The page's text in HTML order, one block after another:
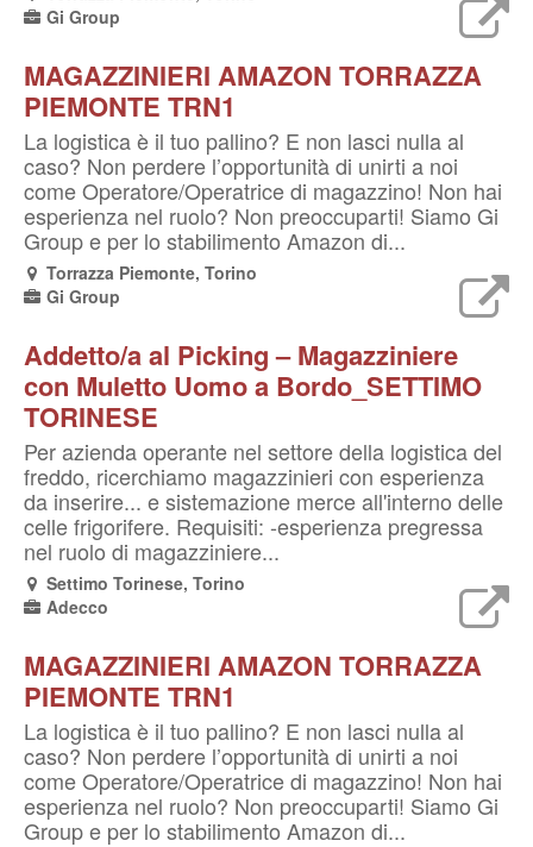
Gi Group
MAGAZZINIERI AMAZON TORRAZZA
PIEMONTE TRN1
La logistica è il tuo pallino? E non lasci nulla al
caso? Non perdere l’opportunità di unirti a noi
come Operatore/Operatrice di magazzino! Non hai
esperienza nel ruolo? Non preoccuparti! Siamo Gi
Group e per lo stabilimento Amazon di...
Torrazza Piemonte, Torino
Gi Group
Addetto/a al Picking – Magazziniere
con Muletto Uomo a Bordo_SETTIMO
TORINESE
Per azienda operante nel settore della logistica del
freddo, ricerchiamo magazzinieri con esperienza
da inserire... e sistemazione merce all'interno delle
celle frigorifere. Requisiti: -esperienza pregressa
nel ruolo di magazziniere...
Settimo Torinese, Torino
Adecco
MAGAZZINIERI AMAZON TORRAZZA
PIEMONTE TRN1
La logistica è il tuo pallino? E non lasci nulla al
caso? Non perdere l’opportunità di unirti a noi
come Operatore/Operatrice di magazzino! Non hai
esperienza nel ruolo? Non preoccuparti! Siamo Gi
Group e per lo stabilimento Amazon di...